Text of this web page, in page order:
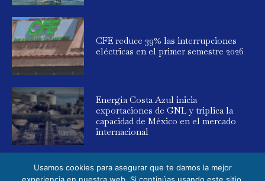
CFE reduce 39% las interrupciones
eléctricas en el primer semestre 2026
Energía Costa Azul inicia
exportaciones de GNL y triplica la
capacidad de México en el mercado
internacional
Usamos cookies para asegurar que te damos la mejor